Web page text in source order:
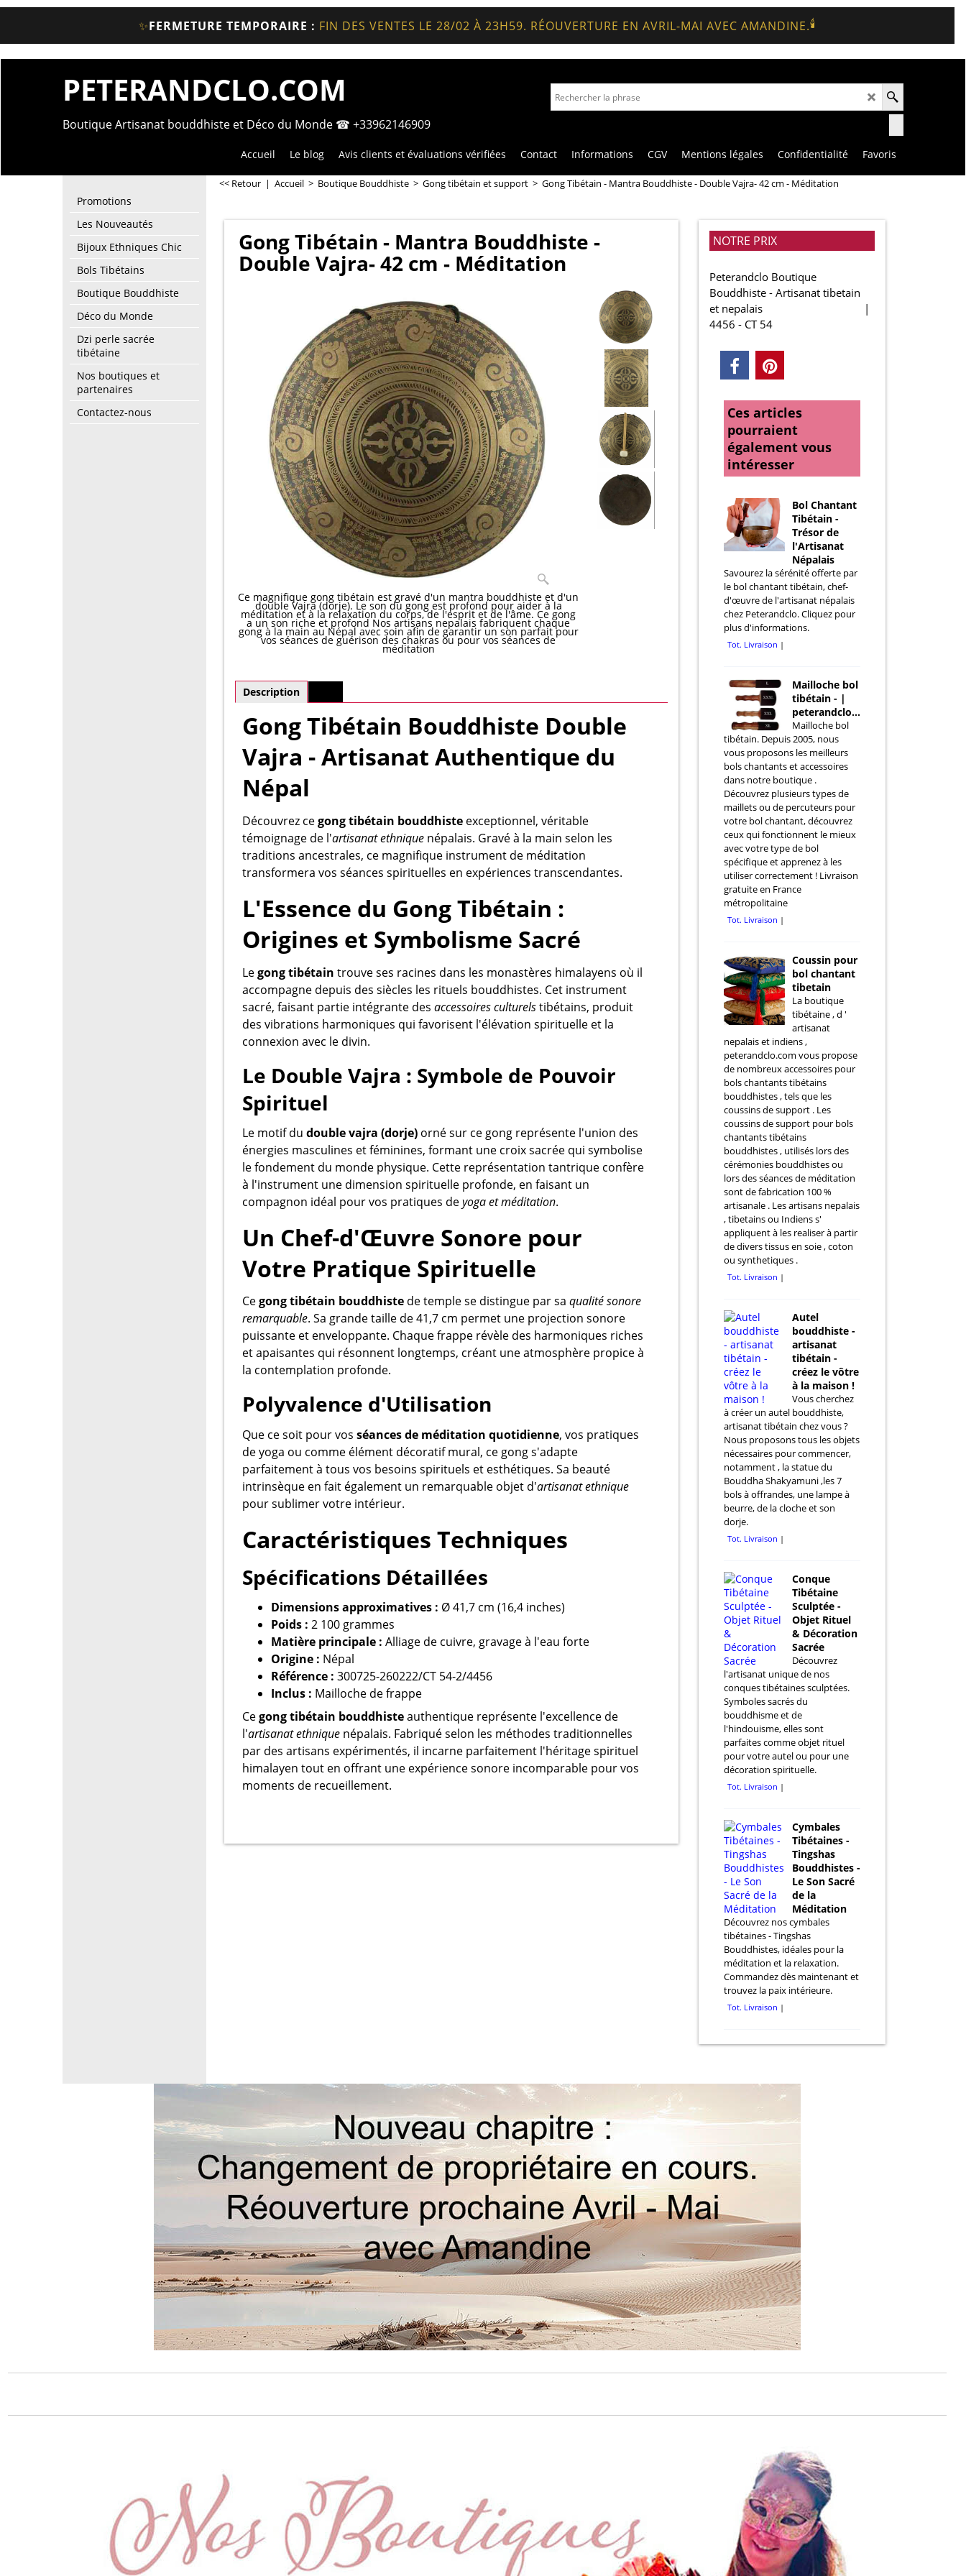
✨FERMETURE TEMPORAIRE : FIN DES VENTES LE 28/02 À 23H59. RÉOUVERTURE EN AVRIL-MAI AVEC AMANDINE.🕯️
PETERANDCLO.COM
Boutique Artisanat bouddhiste et Déco du Monde ☎ +33962146909
Accueil Le blog Avis clients et évaluations vérifiées Contact Informations CGV Mentions légales Confidentialité Favoris
Promotions
Les Nouveautés
Bijoux Ethniques Chic
Bols Tibétains
Boutique Bouddhiste
Déco du Monde
Dzi perle sacrée
tibétaine
Nos boutiques et
partenaires
Contactez-nous
<< Retour | Accueil > Boutique Bouddhiste > Gong tibétain et support > Gong Tibétain - Mantra Bouddhiste - Double Vajra- 42 cm - Méditation
Gong Tibétain - Mantra Bouddhiste -
Double Vajra- 42 cm - Méditation
Ce magnifique gong tibétain est gravé d'un mantra bouddhiste et d'un
double Vajra (dorje). Le son du gong est profond pour aider à la
méditation et à la relaxation du corps, de l'esprit et de l'âme. Ce gong
a un son riche et profond Nos artisans nepalais fabriquent chaque
gong à la main au Népal avec soin afin de garantir un son parfait pour
vos séances de guérison des chakras ou pour vos séances de
méditation
Description
Gong Tibétain Bouddhiste Double
Vajra - Artisanat Authentique du
Népal
Découvrez cegong tibétain bouddhiste exceptionnel, véritable
témoignage de l'artisanat ethnique népalais. Gravé à la main selon les
traditions ancestrales, ce magnifique instrument de méditation
transformera vos séances spirituelles en expériences transcendantes.
L'Essence du Gong Tibétain :
Origines et Symbolisme Sacré
Legong tibétain trouve ses racines dans les monastères himalayens où il
accompagne depuis des siècles les rituels bouddhistes. Cet instrument
sacré, faisant partie intégrante des accessoires culturelstibétains, produit
des vibrations harmoniques qui favorisent l'élévation spirituelle et la
connexion avec le divin.
Le Double Vajra : Symbole de Pouvoir
Spirituel
Le motif du double vajra (dorje) orné sur ce gong représente l'union des
énergies masculines et féminines, formant une croix sacrée qui symbolise
le fondement du monde physique. Cette représentation tantrique confère
à l'instrument une dimension spirituelle profonde, en faisant un
compagnon idéal pour vos pratiques deyoga et méditation.
Un Chef-d'Œuvre Sonore pour
Votre Pratique Spirituelle
Cegong tibétain bouddhiste de temple se distingue par sa qualité sonore
remarquable. Sa grande taille de 41,7 cm permet une projection sonore
puissante et enveloppante. Chaque frappe révèle des harmoniques riches
et apaisantes qui résonnent longtemps, créant une atmosphère propice à
la contemplation profonde.
Polyvalence d'Utilisation
Que ce soit pour vos séances de méditation quotidienne, vos pratiques
de yoga ou comme élément décoratif mural, ce gong s'adapte
parfaitement à tous vos besoins spirituels et esthétiques. Sa beauté
intrinsèque en fait également un remarquable objet d'artisanat ethnique
pour sublimer votre intérieur.
Caractéristiques Techniques
Spécifications Détaillées
Dimensions approximatives : Ø 41,7 cm (16,4 inches)
Poids : 2 100 grammes
Matière principale : Alliage de cuivre, gravage à l'eau forte
Origine : Népal
Référence : 300725-260222/CT 54-2/4456
Inclus : Mailloche de frappe
Cegong tibétain bouddhisteauthentique représente l'excellence de
l'artisanat ethnique népalais. Fabriqué selon les méthodes traditionnelles
par des artisans expérimentés, il incarne parfaitement l'héritage spirituel
himalayen tout en offrant une expérience sonore incomparable pour vos
moments de recueillement.
NOTRE PRIX
Peterandclo Boutique
Bouddhiste - Artisanat tibetain
et nepalais
4456 - CT 54
Ces articles
pourraient
également vous
intéresser
Bol Chantant
Tibétain -
Trésor de
l'Artisanat
Népalais
Savourez la sérénité offerte par
le bol chantant tibétain, chef-
d'œuvre de l'artisanat népalais
chez Peterandclo. Cliquez pour
plus d'informations.
Tot. Livraison
Mailloche bol
tibétain - |
peterandclo.com
Mailloche bol
tibétain. Depuis 2005, nous
vous proposons les meilleurs
bols chantants et accessoires
dans notre boutique .
Découvrez plusieurs types de
maillets ou de percuteurs pour
votre bol chantant, découvrez
ceux qui fonctionnent le mieux
avec votre type de bol
spécifique et apprenez à les
utiliser correctement ! Livraison
gratuite en France
métropolitaine
Tot. Livraison
Coussin pour
bol chantant
tibetain
La boutique
tibétaine , d '
artisanat
nepalais et indiens ,
peterandclo.com vous propose
de nombreux accessoires pour
bols chantants tibétains
bouddhistes , tels que les
coussins de support . Les
coussins de support pour bols
chantants tibétains
bouddhistes , utilisés lors des
cérémonies bouddhistes ou
lors des séances de méditation
sont de fabrication 100 %
artisanale . Les artisans nepalais
, tibetains ou Indiens s'
appliquent à les realiser à partir
de divers tissus en soie , coton
ou synthetiques .
Tot. Livraison
Autel
bouddhiste -
artisanat
tibétain -
créez le vôtre
à la maison !
Vous cherchez
à créer un autel bouddhiste,
artisanat tibétain chez vous ?
Nous proposons tous les objets
nécessaires pour commencer,
notamment , la statue du
Bouddha Shakyamuni ,les 7
bols à offrandes, une lampe à
beurre, de la cloche et son
dorje.
Tot. Livraison
Conque
Tibétaine
Sculptée -
Objet Rituel
& Décoration
Sacrée
Découvrez
l'artisanat unique de nos
conques tibétaines sculptées.
Symboles sacrés du
bouddhisme et de
l'hindouisme, elles sont
parfaites comme objet rituel
pour votre autel ou pour une
décoration spirituelle.
Tot. Livraison
Cymbales
Tibétaines -
Tingshas
Bouddhistes -
Le Son Sacré
de la
Méditation
Découvrez nos cymbales
tibétaines - Tingshas
Bouddhistes, idéales pour la
méditation et la relaxation.
Commandez dès maintenant et
trouvez la paix intérieure.
Tot. Livraison